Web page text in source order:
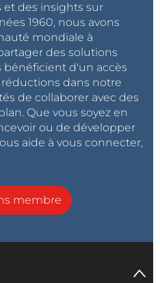
et des insights sur
1960, nous avons
mondiale à
des solutions
bénéficient d'un accès
dans notre
de collaborer avec des
Que vous soyez en
ou de développer
aide à vous connecter,
membre